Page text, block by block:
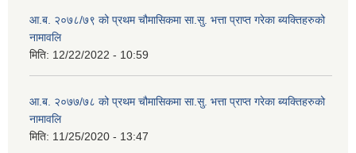
आ.ब. २०७८/७९ को प्रथम चौमासिकमा सा.सु. भत्ता प्राप्त गरेका ब्यक्तिहरुको
नामावलि
मिति: 12/22/2022 - 10:59
आ.ब. २०७७/७८ को प्रथम चौमासिकमा सा.सु. भत्ता प्राप्त गरेका ब्यक्तिहरुको
नामावलि
मिति: 11/25/2020 - 13:47